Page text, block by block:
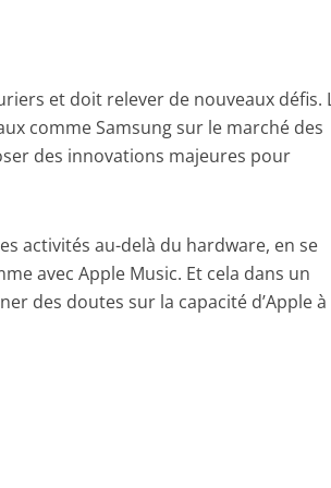
et doit relever de nouveaux défis.
comme Samsung sur le marché des
des innovations majeures pour
activités au-delà du hardware, en se
avec Apple Music. Et cela dans un
des doutes sur la capacité d’Apple à